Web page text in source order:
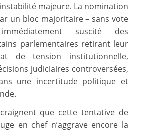
majeure. La nomination
un bloc majoritaire – sans vote
suscité des
parlementaires retirant leur
de tension institutionnelle,
judiciaires controversées,
une incertitude politique et
que cette tentative de
en chef n’aggrave encore la